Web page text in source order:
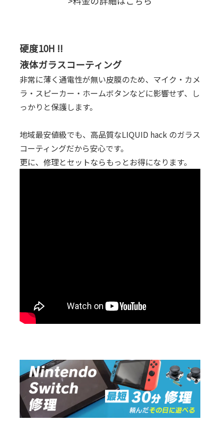
硬度10H !!
液体ガラスコーティング
非常に薄く通電性が無い皮膜のため、マイク・カメ
ラ・スピーカー・ホームボタンなどに影響せず、し
っかりと保護します。
地域最安値級でも、高品質なLIQUID hack のガラス
コーティングだから安心です。
更に、修理とセットならもっとお得になります。